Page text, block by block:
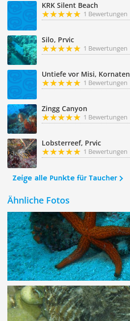
KRK Silent Beach
1 Bewertungen
Silo, Prvic
1 Bewertungen
Untiefe vor Misi, Kornaten
1 Bewertungen
Zingg Canyon
1 Bewertungen
Lobsterreef, Prvic
1 Bewertungen
Zeige alle Punkte für Taucher
Ähnliche Fotos